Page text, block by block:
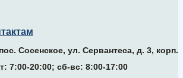
Сосенское, ул. Сервантеса, д. 3, корп.
7:00-20:00; сб-вс: 8:00-17:00